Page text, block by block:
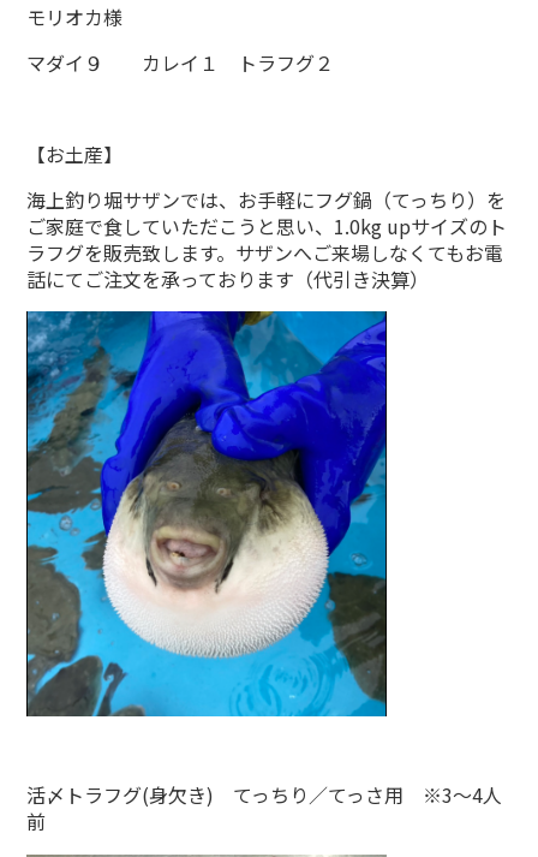
モリオカ様
マダイ９ カレイ１ トラフグ２
【お土産】
海上釣り堀サザンでは、お手軽にフグ鍋（てっちり）を
ご家庭で食していただこうと思い、1.0kg upサイズのト
ラフグを販売致します。サザンへご来場しなくてもお電
話にてご注文を承っております（代引き決算）
活〆トラフグ(身欠き) てっちり／てっさ用 ※3～4人
前